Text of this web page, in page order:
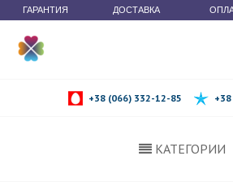
ГАРАНТИЯ ДОСТАВКА
+38 (066) 332-12-85
КАТЕГОРИИ